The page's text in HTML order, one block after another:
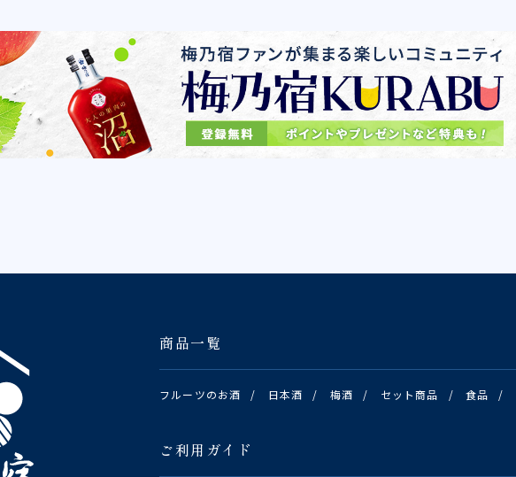
商品一覧
フルーツのお酒 / 日本酒 / 梅酒 / セット商品 / 食品 /
ご利用ガイド